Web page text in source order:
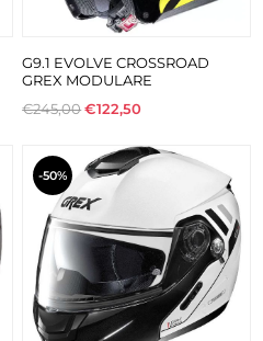
G9.1 EVOLVE CROSSROAD
GREX MODULARE
€245,00€122,50
-50%